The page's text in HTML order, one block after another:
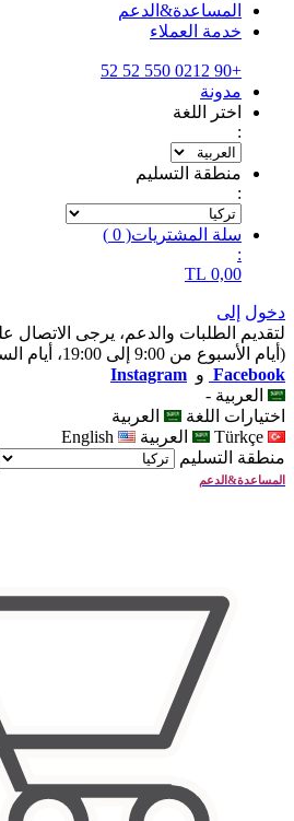
المساعدة&الدعم
خدمة العملاء
+90 0212 550 52 52
مدونة
اختر اللغة
:
منطقة التسليم
:
سلة المشتريات(
0
)
:
0,00
دخول إلى
(أيام الأسبوع من 9:00 إلى 19:00، أيام السبت من 9:00 إلى 15:00)
Facebook و Instagram
العربية -
اختيارات اللغة
العربية
العربية
منطقة التسليم
المساعدة&الدعم